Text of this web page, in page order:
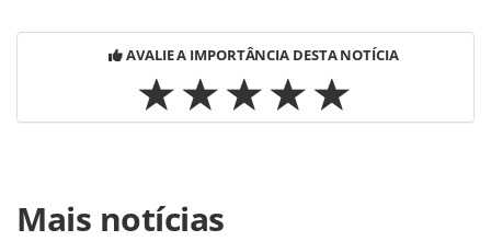
AVALIE A IMPORTÂNCIA DESTA NOTÍCIA
https://www.panrotas.com.br/viagens-
Mais notícias